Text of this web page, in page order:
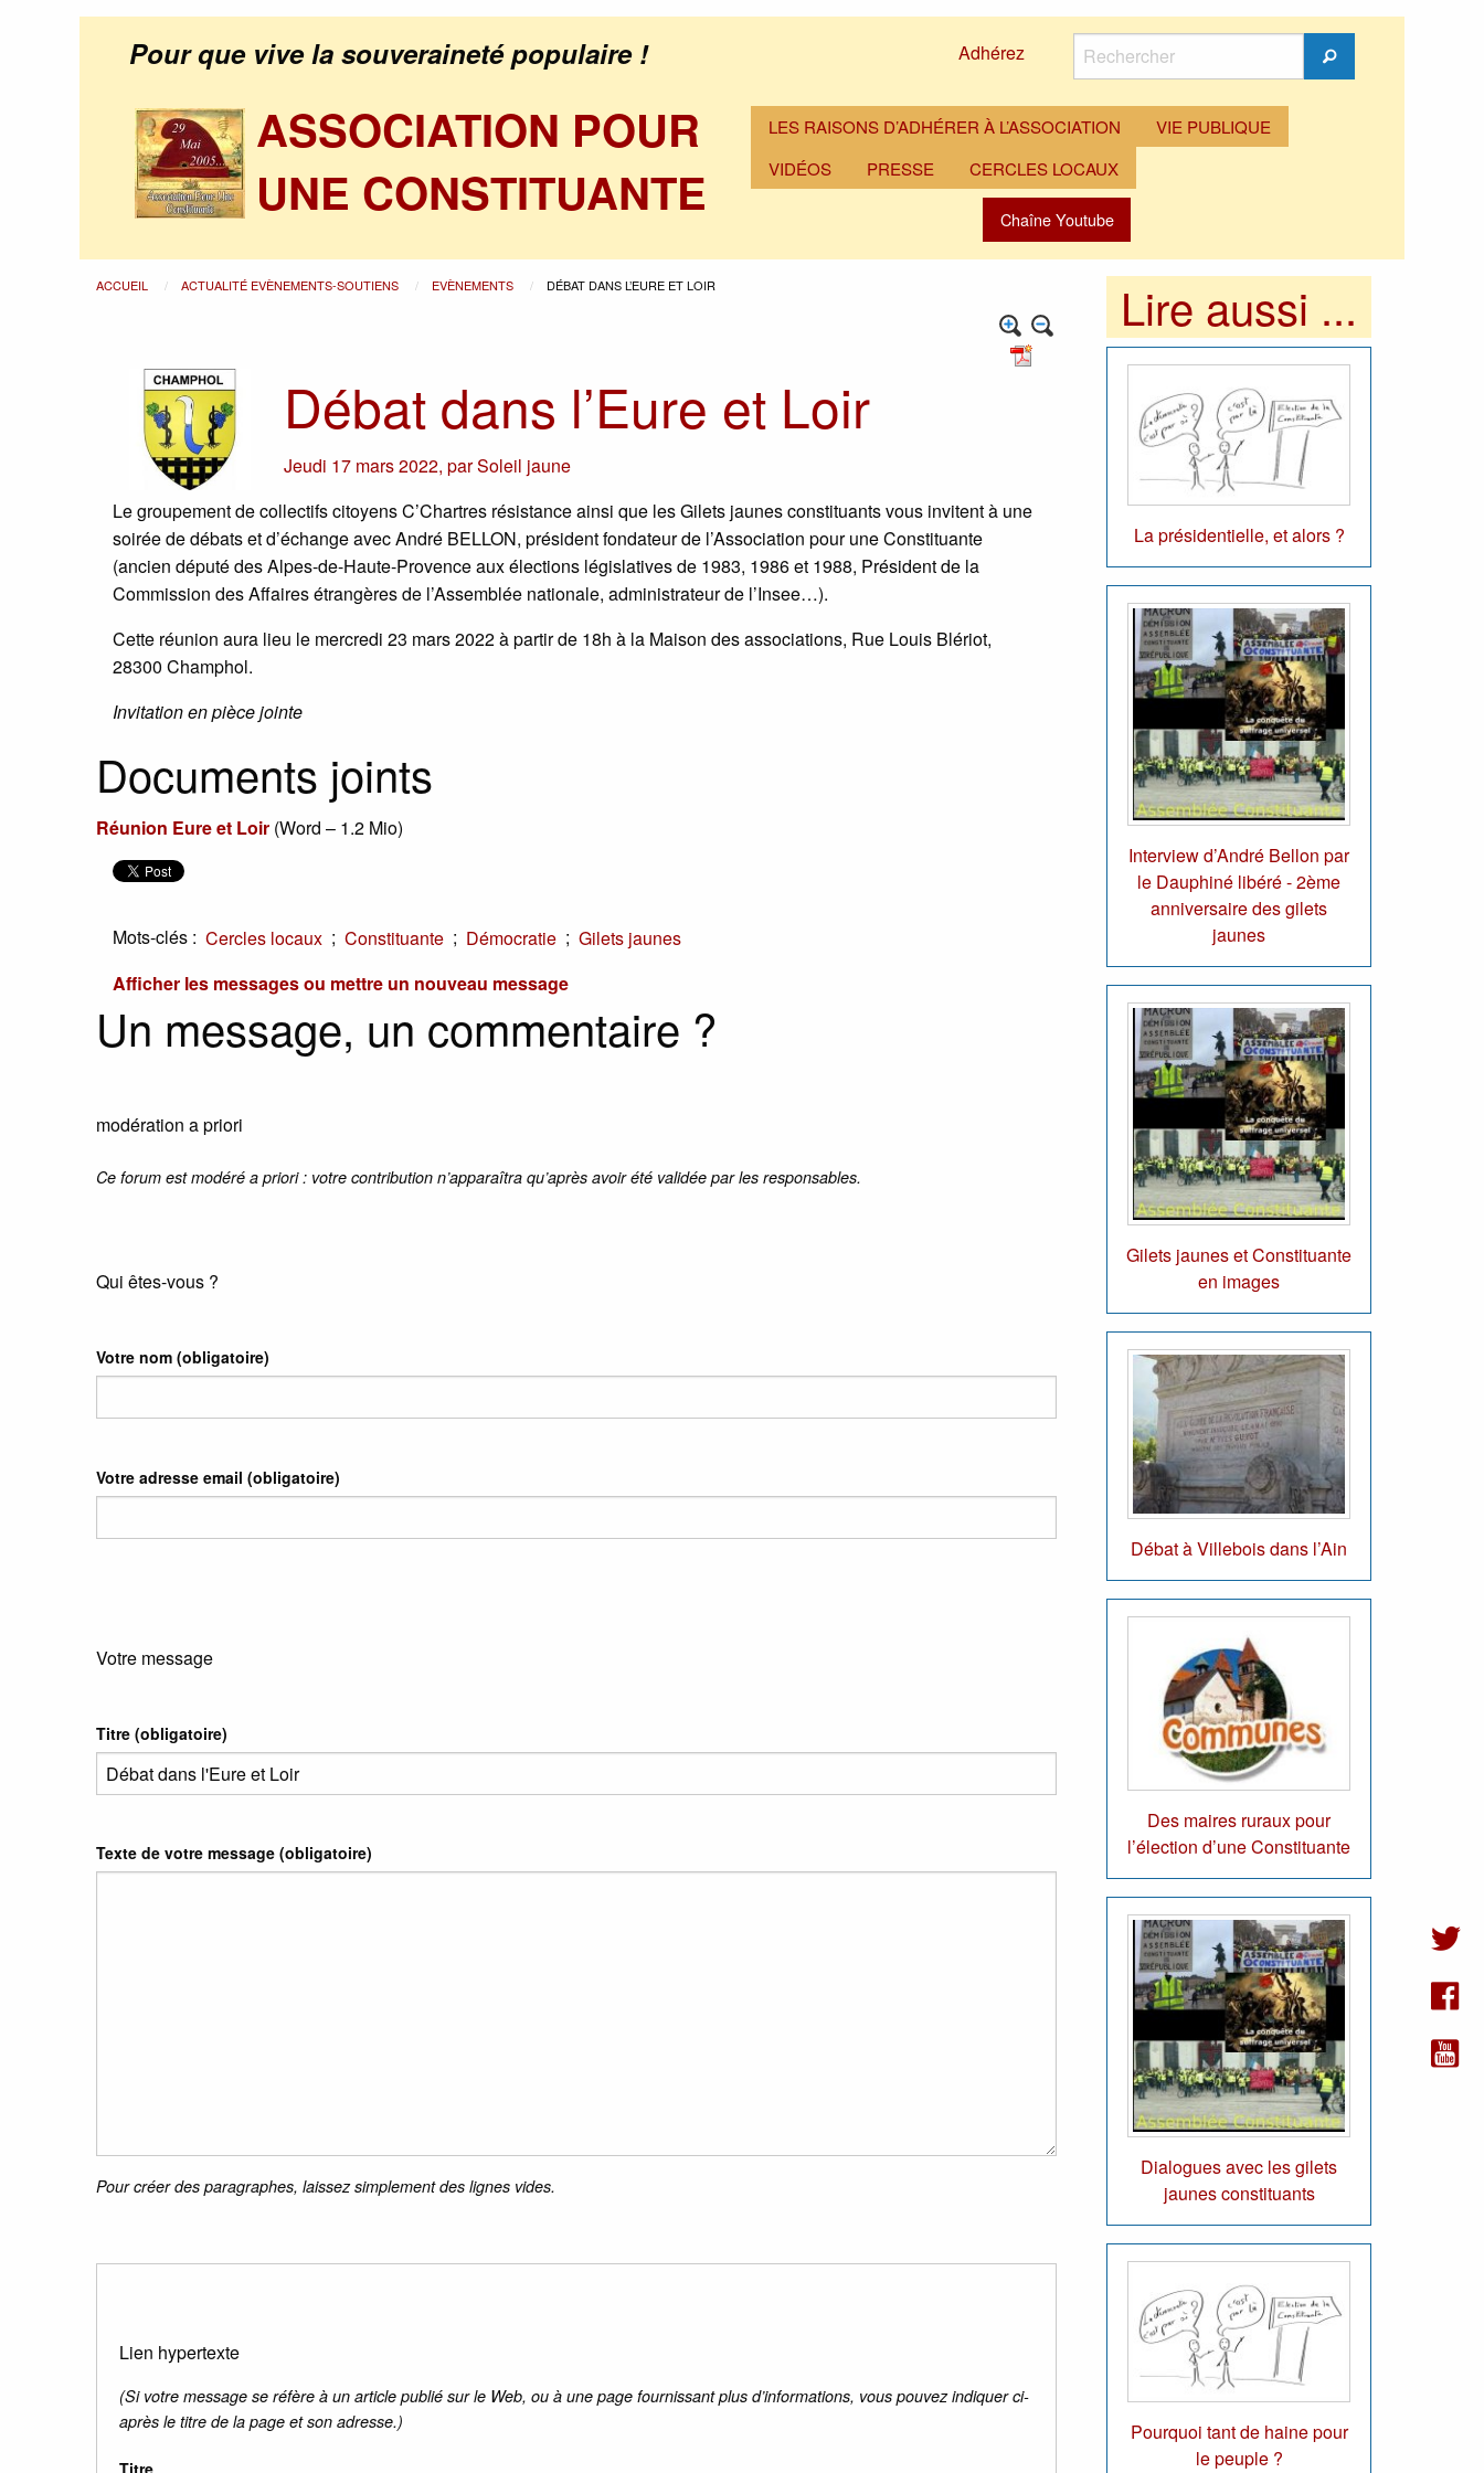
Pour que vive la souveraineté populaire ! Adhérez
Rechercher
Rechercher
ASSOCIATION POUR
UNE CONSTITUANTE
LES RAISONS D’ADHÉRER À L’ASSOCIATION
VIE PUBLIQUE
VIDÉOS
PRESSE CERCLES LOCAUX
Chaîne Youtube
ACCUEIL ACTUALITÉ EVÈNEMENTS-SOUTIENS EVÈNEMENTS DÉBAT DANS L’EURE ET LOIR
Débat dans l’Eure et Loir
Jeudi 17 mars 2022,parSoleil jaune
Le groupement de collectifs citoyens C’Chartres résistance ainsi que les Gilets jaunes constituants vous invitent à une
soirée de débats et d’échange avec André BELLON, président fondateur de l’Association pour une Constituante
(ancien député des Alpes-de-Haute-Provence aux élections législatives de 1983, 1986 et 1988, Président de la
Commission des Affaires étrangères de l’Assemblée nationale, administrateur de l’Insee…).
Cette réunion aura lieu le mercredi 23 mars 2022 à partir de 18h à la Maison des associations, Rue Louis Blériot,
28300 Champhol.
Invitation en pièce jointe
Documents joints
Réunion Eure et Loir (Word – 1.2 Mio)
Mots-clés : Cercles locaux ; Constituante ; Démocratie ; Gilets jaunes
Afficher les messages ou mettre un nouveau message
Un message, un commentaire ?
modération a priori
Ce forum est modéré a priori : votre contribution n’apparaîtra qu’après avoir été validée par les responsables.
Qui êtes-vous ?
Votre nom (obligatoire)
Votre adresse email (obligatoire)
Votre message
Titre (obligatoire)
Texte de votre message (obligatoire)
Pour créer des paragraphes, laissez simplement des lignes vides.
Lien hypertexte
(Si votre message se réfère à un article publié sur le Web, ou à une page fournissant plus d’informations, vous pouvez indiquer ci-
après le titre de la page et son adresse.)
Lire aussi ...
La présidentielle, et alors ?
Interview d’André Bellon par
le Dauphiné libéré - 2ème
anniversaire des gilets
jaunes
Gilets jaunes et Constituante
en images
Débat à Villebois dans l’Ain
Des maires ruraux pour
l’élection d’une Constituante
Dialogues avec les gilets
jaunes constituants
Pourquoi tant de haine pour
le peuple ?